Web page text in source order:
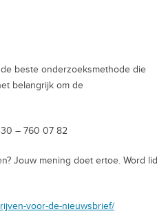
beste onderzoeksmethode die
belangrijk om de
– 760 07 82
Jouw mening doet ertoe. Word lid
voor-de-nieuwsbrief/